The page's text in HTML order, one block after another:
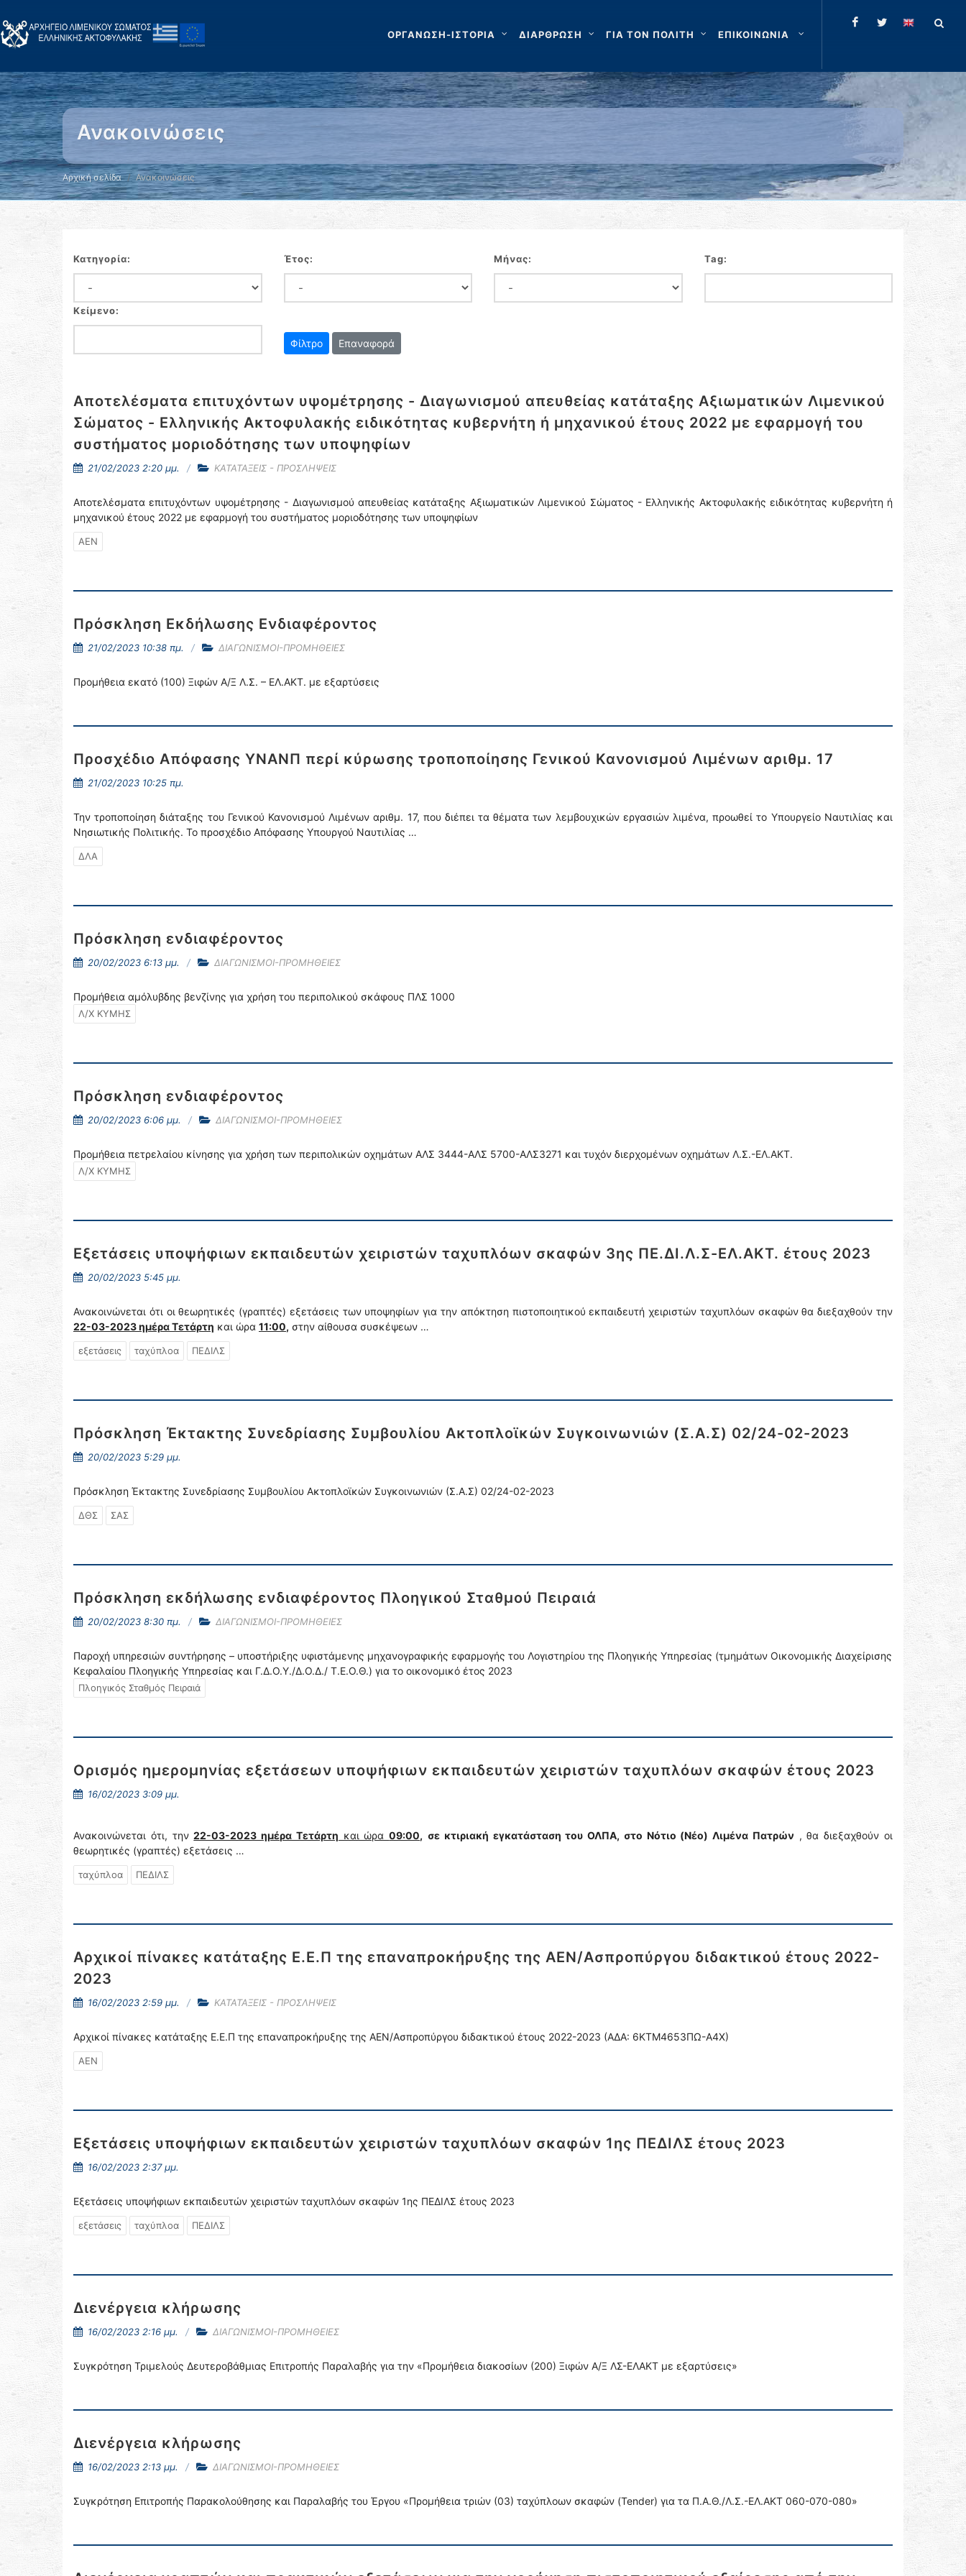
ΟΡΓΑΝΩΣΗ-ΙΣΤΟΡΙΑ ΔΙΑΡΘΡΩΣΗ ΓΙΑ ΤΟΝ ΠΟΛΙΤΗ ΕΠΙΚΟΙΝΩΝΙΑ
Ανακοινώσεις
Αρχική σελίδα Ανακοινώσεις
Κατηγορία: Έτος: Μήνας: Tag:
Κείμενο:
Επαναφορά
Αποτελέσματα επιτυχόντων υψομέτρησης - Διαγωνισμού απευθείας κατάταξης Αξιωματικών Λιμενικού
Σώματος - Ελληνικής Ακτοφυλακής ειδικότητας κυβερνήτη ή μηχανικού έτους 2022 με εφαρμογή του
συστήματος μοριοδότησης των υποψηφίων
21/02/2023 2:20 μμ. ΚΑΤΑΤΑΞΕΙΣ - ΠΡΟΣΛΗΨΕΙΣ
Αποτελέσματα επιτυχόντων υψομέτρησης - Διαγωνισμού απευθείας κατάταξης Αξιωματικών Λιμενικού Σώματος - Ελληνικής Ακτοφυλακής ειδικότητας κυβερνήτη ή
μηχανικού έτους 2022 με εφαρμογή του συστήματος μοριοδότησης των υποψηφίων
ΑΕΝ
Πρόσκληση Εκδήλωσης Ενδιαφέροντος
21/02/2023 10:38 πμ. ΔΙΑΓΩΝΙΣΜΟΙ-ΠΡΟΜΗΘΕΙΕΣ
Προμήθεια εκατό (100) Ξιφών Α/Ξ Λ.Σ. – ΕΛ.ΑΚΤ. με εξαρτύσεις
Προσχέδιο Απόφασης ΥΝΑΝΠ περί κύρωσης τροποποίησης Γενικού Κανονισμού Λιμένων αριθμ. 17
21/02/2023 10:25 πμ.
Την τροποποίηση διάταξης του Γενικού Κανονισμού Λιμένων αριθμ. 17, που διέπει τα θέματα των λεμβουχικών εργασιών λιμένα, προωθεί το Υπουργείο Ναυτιλίας και
Νησιωτικής Πολιτικής. Το προσχέδιο Απόφασης Υπουργού Ναυτιλίας …
ΔΛΑ
Πρόσκληση ενδιαφέροντος
20/02/2023 6:13 μμ. ΔΙΑΓΩΝΙΣΜΟΙ-ΠΡΟΜΗΘΕΙΕΣ
Προμήθεια αμόλυβδης βενζίνης για χρήση του περιπολικού σκάφους ΠΛΣ 1000
Λ/Χ ΚΥΜΗΣ
Πρόσκληση ενδιαφέροντος
20/02/2023 6:06 μμ. ΔΙΑΓΩΝΙΣΜΟΙ-ΠΡΟΜΗΘΕΙΕΣ
Προμήθεια πετρελαίου κίνησης για χρήση των περιπολικών οχημάτων ΑΛΣ 3444-ΑΛΣ 5700-ΑΛΣ3271 και τυχόν διερχομένων οχημάτων Λ.Σ.-ΕΛ.ΑΚΤ.
Λ/Χ ΚΥΜΗΣ
Εξετάσεις υποψήφιων εκπαιδευτών χειριστών ταχυπλόων σκαφών 3ης ΠΕ.ΔΙ.Λ.Σ-ΕΛ.ΑΚΤ. έτους 2023
20/02/2023 5:45 μμ.
Ανακοινώνεται ότι οι θεωρητικές (γραπτές) εξετάσεις των υποψηφίων για την απόκτηση πιστοποιητικού εκπαιδευτή χειριστών ταχυπλόων σκαφών θα διεξαχθούν την
22-03-2023 ημέρα Τετάρτη και ώρα 11:00, στην αίθουσα συσκέψεων …
εξετάσεις ταχύπλοα ΠΕΔΙΛΣ
Πρόσκληση Έκτακτης Συνεδρίασης Συμβουλίου Ακτοπλοϊκών Συγκοινωνιών (Σ.Α.Σ) 02/24-02-2023
20/02/2023 5:29 μμ.
Πρόσκληση Έκτακτης Συνεδρίασης Συμβουλίου Ακτοπλοϊκών Συγκοινωνιών (Σ.Α.Σ) 02/24-02-2023
ΔΘΣ ΣΑΣ
Πρόσκληση εκδήλωσης ενδιαφέροντος Πλοηγικού Σταθμού Πειραιά
20/02/2023 8:30 πμ. ΔΙΑΓΩΝΙΣΜΟΙ-ΠΡΟΜΗΘΕΙΕΣ
Παροχή υπηρεσιών συντήρησης – υποστήριξης υφιστάμενης μηχανογραφικής εφαρμογής του Λογιστηρίου της Πλοηγικής Υπηρεσίας (τμημάτων Οικονομικής Διαχείρισης
Κεφαλαίου Πλοηγικής Υπηρεσίας και Γ.Δ.Ο.Υ./Δ.Ο.Δ./ Τ.Ε.Ο.Θ.) για το οικονομικό έτος 2023
Πλοηγικός Σταθμός Πειραιά
Ορισμός ημερομηνίας εξετάσεων υποψήφιων εκπαιδευτών χειριστών ταχυπλόων σκαφών έτους 2023
16/02/2023 3:09 μμ.
Ανακοινώνεται ότι, την22-03-2023 ημέρα Τετάρτη και ώρα09:00, σε κτιριακή εγκατάσταση του ΟΛΠΑ, στο Νότιο (Νέο) Λιμένα Πατρών , θα διεξαχθούν οι
θεωρητικές (γραπτές) εξετάσεις …
ταχύπλοα ΠΕΔΙΛΣ
Αρχικοί πίνακες κατάταξης Ε.Ε.Π της επαναπροκήρυξης της ΑΕΝ/Ασπροπύργου διδακτικού έτους 2022-
2023
16/02/2023 2:59 μμ. ΚΑΤΑΤΑΞΕΙΣ - ΠΡΟΣΛΗΨΕΙΣ
Αρχικοί πίνακες κατάταξης Ε.Ε.Π της επαναπροκήρυξης της ΑΕΝ/Ασπροπύργου διδακτικού έτους 2022-2023 (ΑΔΑ: 6ΚΤΜ4653ΠΩ-Α4Χ)
ΑΕΝ
Εξετάσεις υποψήφιων εκπαιδευτών χειριστών ταχυπλόων σκαφών 1ης ΠΕΔΙΛΣ έτους 2023
16/02/2023 2:37 μμ.
Εξετάσεις υποψήφιων εκπαιδευτών χειριστών ταχυπλόων σκαφών 1ης ΠΕΔΙΛΣ έτους 2023
εξετάσεις ταχύπλοα ΠΕΔΙΛΣ
Διενέργεια κλήρωσης
16/02/2023 2:16 μμ. ΔΙΑΓΩΝΙΣΜΟΙ-ΠΡΟΜΗΘΕΙΕΣ
Συγκρότηση Τριμελούς Δευτεροβάθμιας Επιτροπής Παραλαβής για την «Προμήθεια διακοσίων (200) Ξιφών Α/Ξ ΛΣ-ΕΛΑΚΤ με εξαρτύσεις»
Διενέργεια κλήρωσης
16/02/2023 2:13 μμ. ΔΙΑΓΩΝΙΣΜΟΙ-ΠΡΟΜΗΘΕΙΕΣ
Συγκρότηση Επιτροπής Παρακολούθησης και Παραλαβής του Έργου «Προμήθεια τριών (03) ταχύπλοων σκαφών (Tender) για τα Π.Α.Θ./Λ.Σ.-ΕΛ.ΑΚΤ 060-070-080»